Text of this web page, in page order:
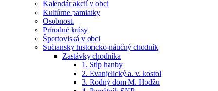
Kalendár akcií v obci
Kultúrne pamiatky
Osobnosti
Prírodné krásy
Športoviská v obci
Sučiansky historicko-náučný chodník
Zastávky chodníka
1. Stĺp hanby
2. Evanjelický a. v. kostol
3. Rodný dom M. Hodžu